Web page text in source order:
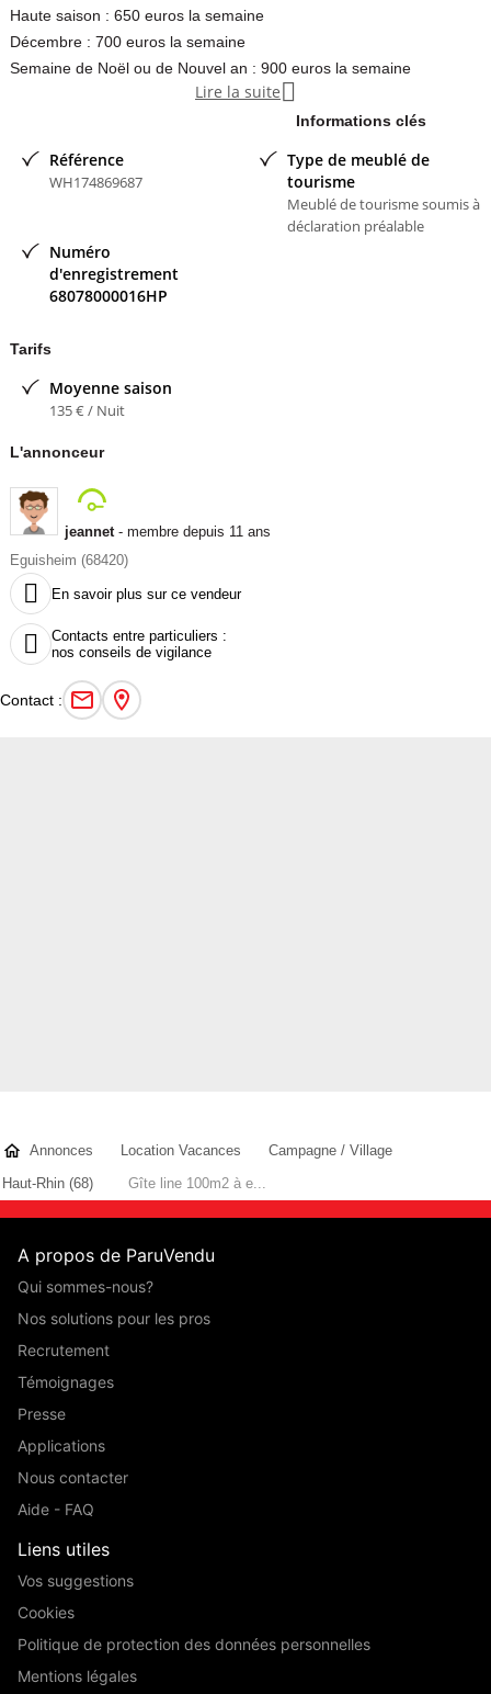
Haute saison : 650 euros la semaine
Décembre : 700 euros la semaine
Semaine de Noël ou de Nouvel an : 900 euros la semaine
- membre depuis 11 ans
Lire la suite 
Informations clés
Référence
WH174869687
Type de meublé de
tourisme
Meublé de tourisme soumis à
déclaration préalable
Numéro
d'enregistrement
68078000016HP
Tarifs
Moyenne saison
135 € / Nuit
L'annonceur
jeannet- membre depuis 11 ans
Eguisheim (68420)
 En savoir plus sur ce vendeur

Contacts entre particuliers :
nos conseils de vigilance
Contact :
Annonces Location Vacances
Campagne / Village
Haut-Rhin (68)
Gîte line 100m2 à e...
A propos de ParuVendu
Qui sommes-nous?
Nos solutions pour les pros
Recrutement
Témoignages
Presse
Applications
Nous contacter
Aide - FAQ
Liens utiles
Vos suggestions
Cookies
Politique de protection des données personnelles
Mentions légales